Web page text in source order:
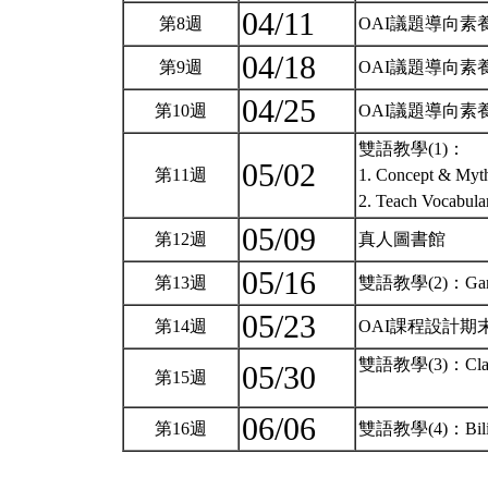
第8週 04/11 OAI議題導向素
第9週 04/18 OAI議題導向素
第10週 04/25 OAI議題導向素
第11週 05/02
雙語教學(1)：
1. Concept &
2. Teach
第12週 05/09 真人圖書館
第13週 05/16 雙語教學(2)：
第14週 05/23 OAI課程設計期
第15週 05/30 雙語教學(3)：
第16週 06/06 雙語教學(4)：